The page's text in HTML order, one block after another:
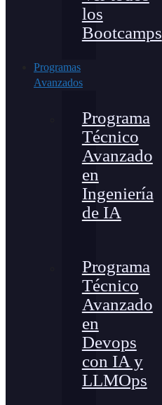
los
Bootcamps
Programas
Avanzados
Programa
Técnico
Avanzado
en
Ingeniería
de IA
Programa
Técnico
Avanzado
en
Devops
con IA y
LLMOps